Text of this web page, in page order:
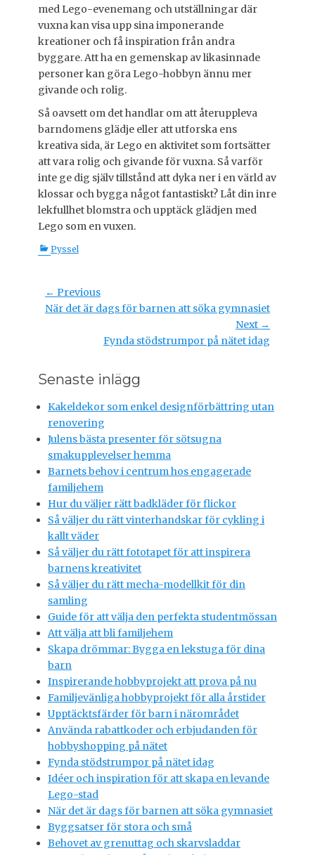
med Lego-evenemang och utställningar där
vuxna kan visa upp sina imponerande
kreationer och få inspiration från andra
byggare. Att ha en gemenskap av likasinnade
personer kan göra Lego-hobbyn ännu mer
givande och rolig.
Så oavsett om det handlar om att återuppleva
barndomens glädje eller att utforska ens
kreativa sida, är Lego en aktivitet som fortsätter
att vara rolig och givande för vuxna. Så varför
inte ge dig själv tillstånd att dyka ner i en värld av
klossar och bygga något fantastiskt? Låt din inre
lekfullhet blomstra och upptäck glädjen med
Lego som en vuxen.
C
s
Pyssel
Post
navigation
← Previous
Previous
När det är dags för barnen att söka gymnasiet
Next →
Fynda stödstrumpor på nätet idag
Senaste inlägg
Kakeldekor som enkel designförbättring utan
renovering
Julens bästa presenter för sötsugna
smakupplevelser hemma
Barnets behov i centrum hos engagerade
familjehem
Hur du väljer rätt badkläder för flickor
Så väljer du rätt vinterhandskar för cykling i
kallt väder
Så väljer du rätt fototapet för att inspirera
barnens kreativitet
Så väljer du rätt mecha-modellkit för din
samling
Guide för att välja den perfekta studentmössan
Att välja att bli familjehem
Skapa drömmar: Bygga en lekstuga för dina
barn
Inspirerande hobbyprojekt att prova på nu
Familjevänliga hobbyprojekt för alla årstider
Upptäcktsfärder för barn i närområdet
Använda rabattkoder och erbjudanden för
hobbyshopping på nätet
Fynda stödstrumpor på nätet idag
Idéer och inspiration för att skapa en levande
Lego-stad
När det är dags för barnen att söka gymnasiet
Byggsatser för stora och små
Behovet av grenuttag och skarvsladdar